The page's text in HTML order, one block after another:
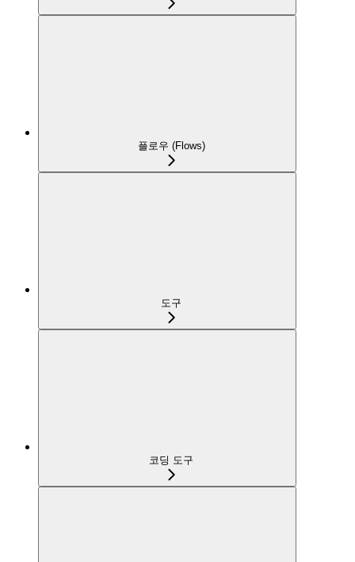
플로우 (Flows)
도구
코딩 도구